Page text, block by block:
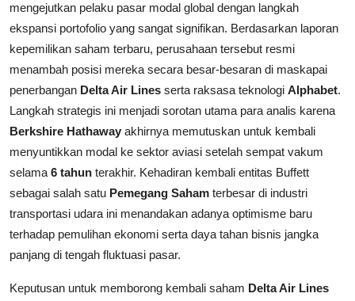
mengejutkan pelaku pasar modal global dengan langkah
ekspansi portofolio yang sangat signifikan. Berdasarkan laporan
kepemilikan saham terbaru, perusahaan tersebut resmi
menambah posisi mereka secara besar-besaran di maskapai
penerbangan Delta Air Lines serta raksasa teknologi Alphabet.
Langkah strategis ini menjadi sorotan utama para analis karena
Berkshire Hathaway akhirnya memutuskan untuk kembali
menyuntikkan modal ke sektor aviasi setelah sempat vakum
selama 6 tahun terakhir. Kehadiran kembali entitas Buffett
sebagai salah satu Pemegang Saham terbesar di industri
transportasi udara ini menandakan adanya optimisme baru
terhadap pemulihan ekonomi serta daya tahan bisnis jangka
panjang di tengah fluktuasi pasar.
Keputusan untuk memborong kembali saham Delta Air Lines